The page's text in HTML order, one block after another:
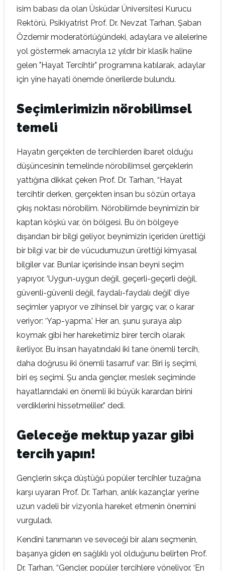
isim babası da olan Üsküdar Üniversitesi Kurucu
Rektörü, Psikiyatrist Prof. Dr. Nevzat Tarhan, Şaban
Özdemir moderatörlüğündeki, adaylara ve ailelerine
yol göstermek amacıyla 12 yıldır bir klasik haline
gelen "Hayat Tercihtir" programına katılarak, adaylar
için yine hayati önemde önerilerde bulundu.
Seçimlerimizin nörobilimsel
temeli
Hayatın gerçekten de tercihlerden ibaret olduğu
düşüncesinin temelinde nörobilimsel gerçeklerin
yattığına dikkat çeken Prof. Dr. Tarhan, “Hayat
tercihtir derken, gerçekten insan bu sözün ortaya
çıkış noktası nörobilim. Nörobilimde beynimizin bir
kaptan köşkü var, ön bölgesi. Bu ön bölgeye
dışarıdan bir bilgi geliyor, beynimizin içeriden ürettiği
bir bilgi var, bir de vücudumuzun ürettiği kimyasal
bilgiler var. Bunlar içerisinde insan beyni seçim
yapıyor. ‘Uygun-uygun değil, geçerli-geçerli değil,
güvenli-güvenli değil, faydalı-faydalı değil’ diye
seçimler yapıyor ve zihinsel bir yargıç var, o karar
veriyor: ‘Yap-yapma.’ Her an, şunu şuraya alıp
koymak gibi her hareketimiz birer tercih olarak
ilerliyor. Bu insan hayatındaki iki tane önemli tercih,
daha doğrusu iki önemli tasarruf var: Biri iş seçimi,
biri eş seçimi. Şu anda gençler, meslek seçiminde
hayatlarındaki en önemli iki büyük karardan birini
verdiklerini hissetmeliler.” dedi.
Geleceğe mektup yazar gibi
tercih yapın!
Gençlerin sıkça düştüğü popüler tercihler tuzağına
karşı uyaran Prof. Dr. Tarhan, anlık kazançlar yerine
uzun vadeli bir vizyonla hareket etmenin önemini
vurguladı.
Kendini tanımanın ve seveceği bir alanı seçmenin,
başarıya giden en sağlıklı yol olduğunu belirten Prof.
Dr. Tarhan, “Gençler, popüler tercihlere yöneliyor. ‘En